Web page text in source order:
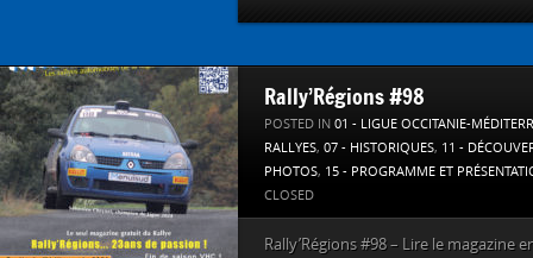
Rally’Régions #98
POSTED IN 01 - LIGUE OCCITANIE-
RALLYES, 07 - HISTORIQUES, 11 -
PHOTOS, 15 - PROGRAMME ET
CLOSED
Rally’Régions #98 – Lire le magazine